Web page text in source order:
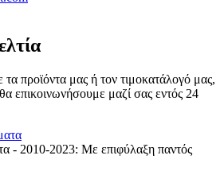
τα προϊόντα μας ή τον τιμοκατάλογό μας,
επικοινωνήσουμε μαζί σας εντός 24
- 2010-2023: Με επιφύλαξη παντός